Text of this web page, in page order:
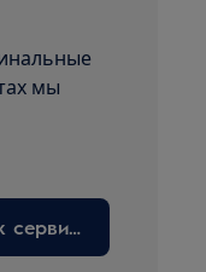
мы
Запишитесь на прием к сервисному технику здесь